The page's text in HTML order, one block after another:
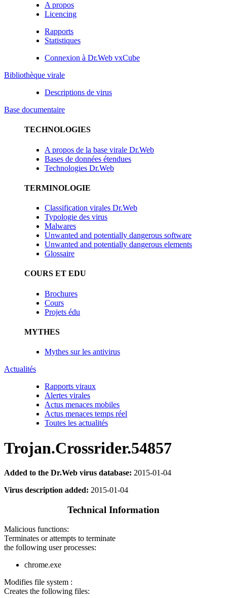
A propos
Licencing
Rapports
Statistiques
Connexion à Dr.Web vxCube
Bibliothèque virale
Descriptions de virus
Base documentaire
TECHNOLOGIES
A propos de la base virale Dr.Web
Bases de données étendues
Technologies Dr.Web
TERMINOLOGIE
Classification virales Dr.Web
Typologie des virus
Malwares
Unwanted and potentially dangerous software
Unwanted and potentially dangerous elements
Glossaire
COURS ET EDU
Brochures
Cours
Projets édu
MYTHES
Mythes sur les antivirus
Actualités
Rapports viraux
Alertes virales
Actus menaces mobiles
Actus menaces temps réel
Toutes les actualités
Trojan.Crossrider.54857
Added to the Dr.Web virus database: 2015-01-04
Virus description added: 2015-01-04
Technical Information
Malicious functions:
Terminates or attempts to terminate
the following user processes:
chrome.exe
Modifies file system :
Creates the following files: